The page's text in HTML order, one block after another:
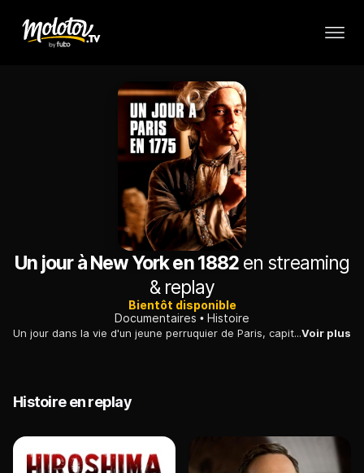
Un jour à New York en 1882 en streaming
& replay
Bientôt disponible
Documentaires
Histoire
Un jour dans la vie d'un jeune perruquier de Paris, capitale du luxe en cette fin de XVIIIe siècle, où le faste de la noblesse côtoie le dénuement des plus pauvres.Voir plus
Histoire en replay